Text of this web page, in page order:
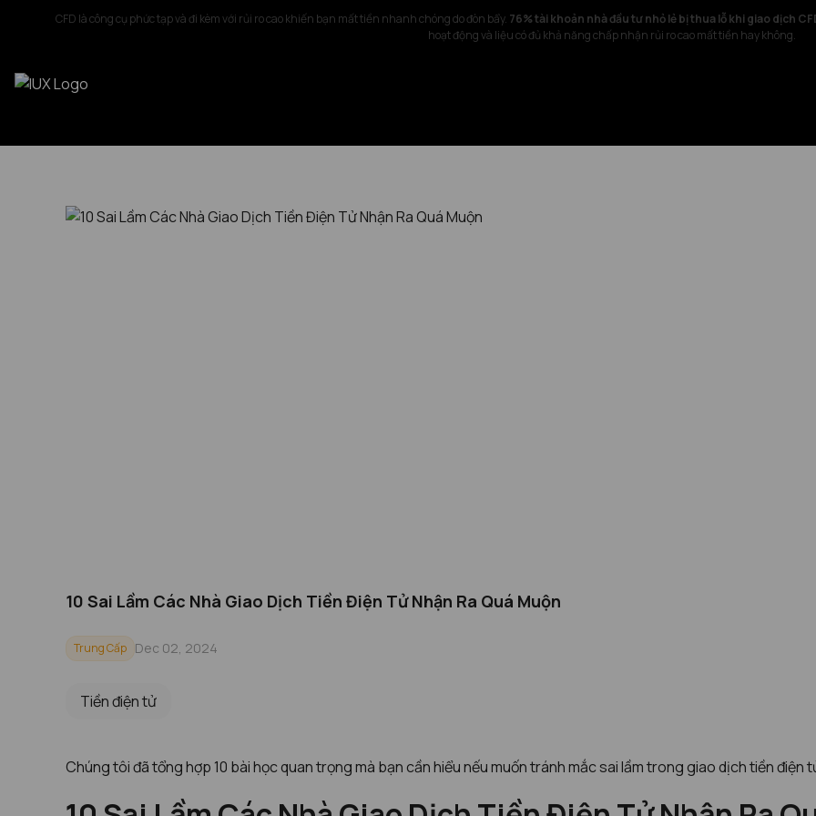
CFD là công cụ phức tạp và đi kèm với rủi ro cao khiến bạn mất tiền nhanh chóng do đòn bẩy. 76% tài khoản nhà đầu tư nhỏ lẻ bị thua lỗ khi giao dịch
hoạt động và liệu có đủ khả năng chấp nhận rủi ro cao mất tiền hay không.
10 Sai Lầm Các Nhà Giao Dịch Tiền Điện Tử Nhận Ra Quá Muộn
Trung Cấp Dec 02, 2024
Tiền điện tử
Chúng tôi đã tổng hợp 10 bài học quan trọng mà bạn cần hiểu nếu muốn tránh mắc sai lầm trong giao dịch tiền điện